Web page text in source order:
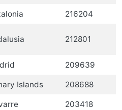
216204
212801
209639
Islands 208688
203418